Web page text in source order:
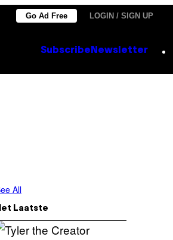
Go Ad Free LOGIN / SIGN UP
Subscribe Newsletter
All
Laatste